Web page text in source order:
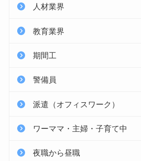
人材業界
教育業界
期間工
警備員
派遣（オフィスワーク）
ワーママ・主婦・子育て中
夜職から昼職